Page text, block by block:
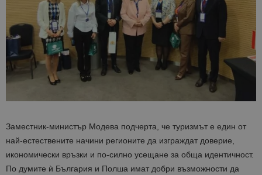
Заместник-министър Модева подчерта, че туризмът е един от
най-естествените начини регионите да изграждат доверие,
икономически връзки и по-силно усещане за обща идентичност.
По думите ѝ България и Полша имат добри възможности да